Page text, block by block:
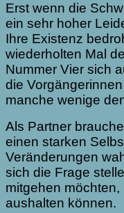
Erst wenn die
ein sehr hoher
Ihre Existenz
wiederholten Mal
Nummer Vier sich
die
manche wenige
Als Partner
einen starken
Veränderungen
sich die Frage
mitgehen
aushalten können.